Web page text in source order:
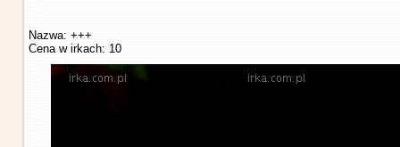
Nazwa: +++
Cena w irkach: 10